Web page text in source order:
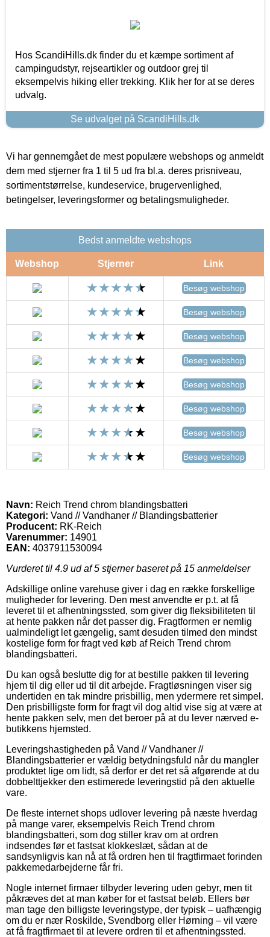
Hos ScandiHills.dk finder du et kæmpe sortiment af
campingudstyr, rejseartikler og outdoor grej til
eksempelvis hiking eller trekking. Klik her for at se deres
udvalg.
Se udvalget på ScandiHills.dk
Vi har gennemgået de mest populære webshops og anmeldt
dem med stjerner fra 1 til 5 ud fra bl.a. deres prisniveau,
sortimentstørrelse, kundeservice, brugervenlighed,
betingelser, leveringsformer og betalingsmuligheder.
Bedst anmeldte webshops
Webshop Stjerner Link
Besøg webshop
Besøg webshop
Besøg webshop
Besøg webshop
Besøg webshop
Besøg webshop
Besøg webshop
Besøg webshop
Navn: Reich Trend chrom blandingsbatteri
Kategori: Vand // Vandhaner // Blandingsbatterier
Producent: RK-Reich
Varenummer: 14901
EAN: 4037911530094
Vurderet til 4.9 ud af 5 stjerner baseret på 15 anmeldelser
Adskillige online varehuse giver i dag en række forskellige
muligheder for levering. Den mest anvendte er p.t. at få
leveret til et afhentningssted, som giver dig fleksibiliteten til
at hente pakken når det passer dig. Fragtformen er nemlig
ualmindeligt let gængelig, samt desuden tilmed den mindst
kostelige form for fragt ved køb af Reich Trend chrom
blandingsbatteri.
Du kan også beslutte dig for at bestille pakken til levering
hjem til dig eller ud til dit arbejde. Fragtløsningen viser sig
undertiden en tak mindre prisbillig, men ydermere ret simpel.
Den prisbilligste form for fragt vil dog altid vise sig at være at
hente pakken selv, men det beroer på at du lever nærved e-
butikkens hjemsted.
Leveringshastigheden på Vand // Vandhaner //
Blandingsbatterier er vældig betydningsfuld når du mangler
produktet lige om lidt, så derfor er det ret så afgørende at du
dobbelttjekker den estimerede leveringstid på den aktuelle
vare.
De fleste internet shops udlover levering på næste hverdag
på mange varer, eksempelvis Reich Trend chrom
blandingsbatteri, som dog stiller krav om at ordren
indsendes før et fastsat klokkeslæt, sådan at de
sandsynligvis kan nå at få ordren hen til fragtfirmaet forinden
pakkemedarbejderne får fri.
Nogle internet firmaer tilbyder levering uden gebyr, men tit
påkræves det at man køber for et fastsat beløb. Ellers bør
man tage den billigste leveringstype, der typisk – uafhængig
om du er nær Roskilde, Svendborg eller Hørning – vil være
at få fragtfirmaet til at levere ordren til et afhentningssted.